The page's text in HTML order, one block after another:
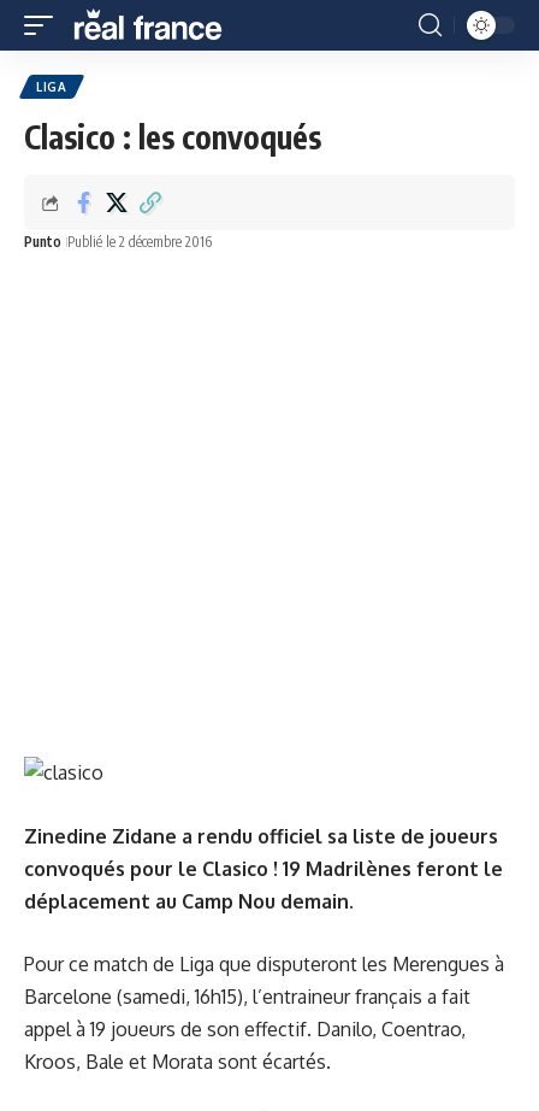
LIGA
Clasico : les convoqués
Punto Publié le 2 décembre 2016
Zinedine Zidane a rendu officiel sa liste de joueurs
convoqués pour le Clasico ! 19 Madrilènes feront le
déplacement au Camp Nou demain.
Pour ce match de Liga que disputeront les Merengues à
Barcelone (samedi, 16h15), l’entraineur français a fait
appel à 19 joueurs de son effectif. Danilo, Coentrao,
Kroos, Bale et Morata sont écartés.